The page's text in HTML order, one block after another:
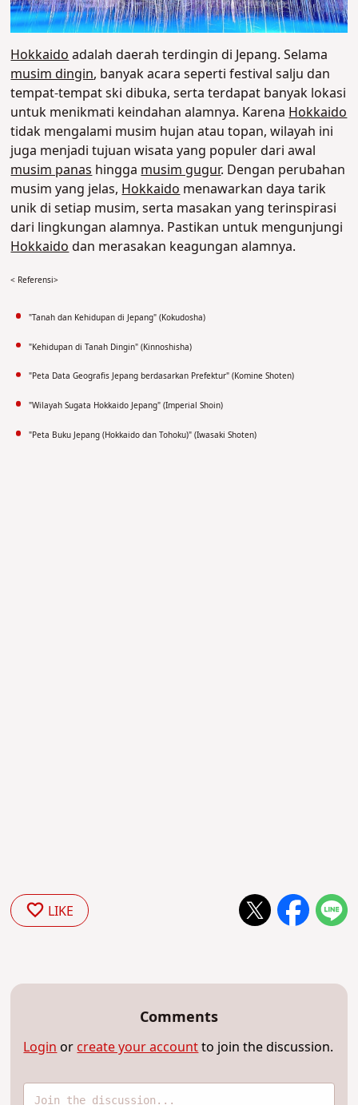
Hokkaidoadalah daerah terdingin di Jepang. Selama
musim dingin, banyak acara seperti festival salju dan
tempat-tempat ski dibuka, serta terdapat banyak lokasi
untuk menikmati keindahan alamnya. KarenaHokkaido
tidak mengalami musim hujan atau topan, wilayah ini
juga menjadi tujuan wisata yang populer dari awal
musim panashinggamusim gugur. Dengan perubahan
musim yang jelas,Hokkaidomenawarkan daya tarik
unik di setiap musim, serta masakan yang terinspirasi
dari lingkungan alamnya. Pastikan untuk mengunjungi
Hokkaidodan merasakan keagungan alamnya.
< Referensi>
"Tanah dan Kehidupan di Jepang" (Kokudosha)
"Kehidupan di Tanah Dingin" (Kinnoshisha)
"Peta Data Geografis Jepang berdasarkan Prefektur" (Komine Shoten)
"Wilayah Sugata Hokkaido Jepang" (Imperial Shoin)
"Peta Buku Jepang (Hokkaido dan Tohoku)" (Iwasaki Shoten)
LIKE
Comments
Loginorcreate your accountto join the discussion.